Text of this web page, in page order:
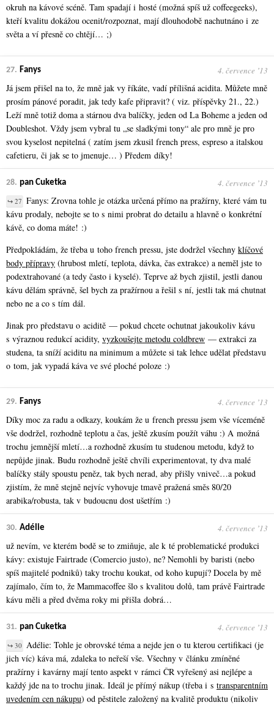
okruh na kávové scéně. Tam spadají i hosté (možná spíš už coffeegeeks),
kteří kvalitu dokážou ocenit/rozpoznat, mají dlouhodobě nachutnáno i ze
světa a ví přesně co chtějí… ;)
27. Fanys 4. července ʼ13
Já jsem přišel na to, že mně jak vy říkáte, vadí přílišná acidita. Můžete mně
prosím pánové poradit, jak tedy kafe připravit? ( viz. příspěvky 21., 22.)
Leží mně totiž doma a stárnou dva balíčky, jeden od La Boheme a jeden od
Doubleshot. Vždy jsem vybral tu „se sladkými tony“ ale pro mně je pro
svou kyselost nepitelná ( zatím jsem zkusil french press, espreso a italskou
cafetieru, či jak se to jmenuje… ) Předem díky!
28. pan Cuketka 4. července ʼ13
↪ 27 Fanys: Zrovna tohle je otázka určená přímo na pražírny, které vám tu
kávu prodaly, nebojte se to s nimi probrat do detailu a hlavně o konkrétní
kávě, co doma máte! :)
Předpokládám, že třeba u toho french pressu, jste dodržel všechny klíčové
body přípravy (hrubost mletí, teplota, dávka, čas extrakce) a neměl jste to
podextrahované (a tedy často i kyselé). Teprve až bych zjistil, jestli danou
kávu dělám správně, šel bych za pražírnou a řešil s ní, jestli tak má chutnat
nebo ne a co s tím dál.
Jinak pro představu o aciditě — pokud chcete ochutnat jakoukoliv kávu
s výraznou redukcí acidity, vyzkoušejte metodu coldbrew — extrakci za
studena, ta sníží aciditu na minimum a můžete si tak lehce udělat představu
o tom, jak vypadá káva ve své ploché poloze :)
29. Fanys 4. července ʼ13
Díky moc za radu a odkazy, koukám že u french pressu jsem vše víceméně
vše dodržel, rozhodně teplotu a čas, ještě zkusím použít váhu :) A možná
trochu jemnější mletí…a rozhodně zkusím tu studenou metodu, když to
nepůjde jinak. Budu rozhodně ještě chvíli experimentovat, ty dva malé
balíčky stály spoustu peněz, tak bych nerad, aby přišly vniveč…a pokud
zjistím, že mně stejně nejvíc vyhovuje tmavě pražená směs 80/20
arabika/robusta, tak v budoucnu dost ušetřím :)
30. Adélie 4. července ʼ13
už nevím, ve kterém bodě se to zmiňuje, ale k té problematické produkci
kávy: existuje Fairtrade (Comercio justo), ne? Nemohli by baristi (nebo
spíš majitelé podniků) taky trochu koukat, od koho kupují? Docela by mě
zajímalo, čím to, že Mammacoffee šlo s kvalitou dolů, tam právě Fairtrade
kávu měli a před dvěma roky mi přišla dobrá…
31. pan Cuketka 4. července ʼ13
↪ 30 Adélie: Tohle je obrovské téma a nejde jen o tu kterou certifikaci (je
jich víc) káva má, zdaleka to neřeší vše. Všechny v článku zmíněné
pražírny i kavárny mají tento aspekt v rámci ČR vyřešený asi nejlépe a
každý jde na to trochu jinak. Ideál je přímý nákup (třeba i s transparentním
uvedením cen nákupu) od pěstitele založený na kvalitě produktu (nikoliv